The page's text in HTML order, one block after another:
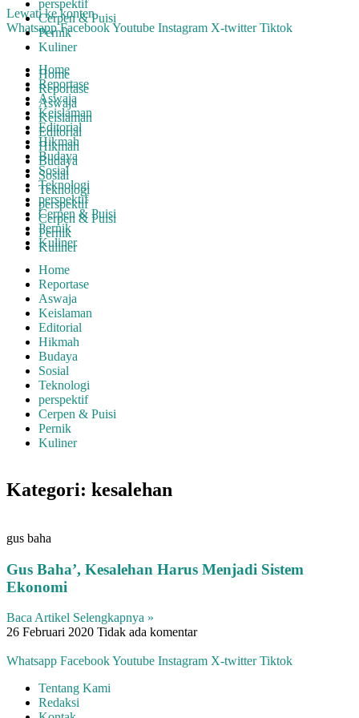
Lewati ke konten
Whatsapp FacebookYoutube Instagram X-twitter Tiktok
Home
Reportase
Aswaja
Keislaman
Editorial
Hikmah
Budaya
Sosial
Teknologi
perspektif
Cerpen & Puisi
Pernik
Kuliner
Home
Reportase
Aswaja
Keislaman
Editorial
Hikmah
Budaya
Sosial
Teknologi
perspektif
Cerpen & Puisi
Pernik
Kuliner
perspektif
Cerpen & Puisi
Pernik
Kuliner
Home
Reportase
Aswaja
Keislaman
Editorial
Hikmah
Budaya
Sosial
Teknologi
perspektif
Cerpen & Puisi
Pernik
Kuliner
Kategori: kesalehan
gus baha
Gus Baha’, Kesalehan Harus Menjadi Sistem
Ekonomi
Baca Artikel Selengkapnya »
26 Februari 2020 Tidak ada komentar
Whatsapp FacebookYoutube Instagram X-twitter Tiktok
Tentang Kami
Redaksi